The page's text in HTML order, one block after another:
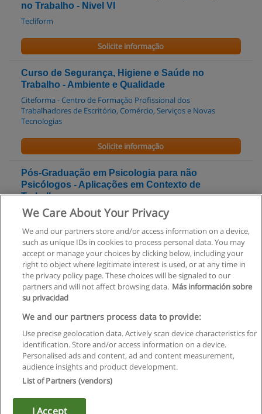
no Trabalho - Nivel VI
Tecliform
Solicite informação
Curso de Segurança, Higiene e Saúde no
Trabalho - Ambiente e Qualidade
Citeforma - Centro de Formação Profissional dos
Trabalhadores de Escritório, Comércio, Serviços e Novas
Tecnologias
Solicite informação
Pós-Graduação em Psicologia para não
Psicólogos - Aplicações em Contexto de
Trabalho
ISPA - Instituto Universitário Ciências Psicológicas Sociais e da
Solicite informação
Regras de uso
Privacidade de dados
Entrar em contato com Educaedu
Copyright © Educaedu Business S.L. - CIF : B-95610580: -
We Care About Your Privacy
We and our partners store and/or access information on a device,
such as unique IDs in cookies to process personal data. You may
accept or manage your choices by clicking below, including your
right to object where legitimate interest is used, or at any time in
the privacy policy page. These choices will be signaled to our
partners and will not affect browsing data. Más información sobre
su privacidad
We and our partners process data to provide:
Use precise geolocation data. Actively scan device characteristics for
identification. Store and/or access information on a device.
Personalised ads and content, ad and content measurement,
audience insights and product development.
List of Partners (vendors)
I Accept